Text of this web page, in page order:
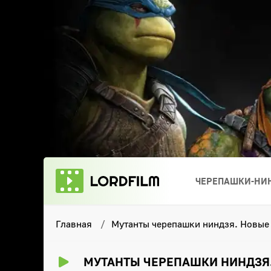
ЧЕРЕПАШКИ-
Главная Мутанты черепашки ниндзя.
МУТАНТЫ ЧЕРЕПАШКИ